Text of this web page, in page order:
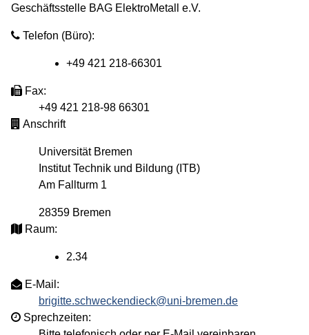
Geschäftsstelle BAG ElektroMetall e.V.
Telefon (Büro):
+49 421 218-66301
Fax:
+49 421 218-98 66301
Anschrift
Universität Bremen
Institut Technik und Bildung (ITB)
Am Fallturm 1
28359 Bremen
Raum:
2.34
E-Mail:
brigitte.schweckendieck@uni-bremen.de
Sprechzeiten: